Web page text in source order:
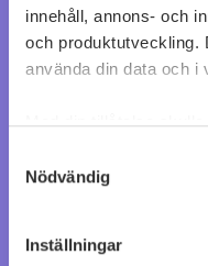
innehåll, annons- och
och produktutveckling.
använda din data och i
Med din tillåtelse
som kan ha en
Ta reda på mer om hur
Nödvändig
Inställningar